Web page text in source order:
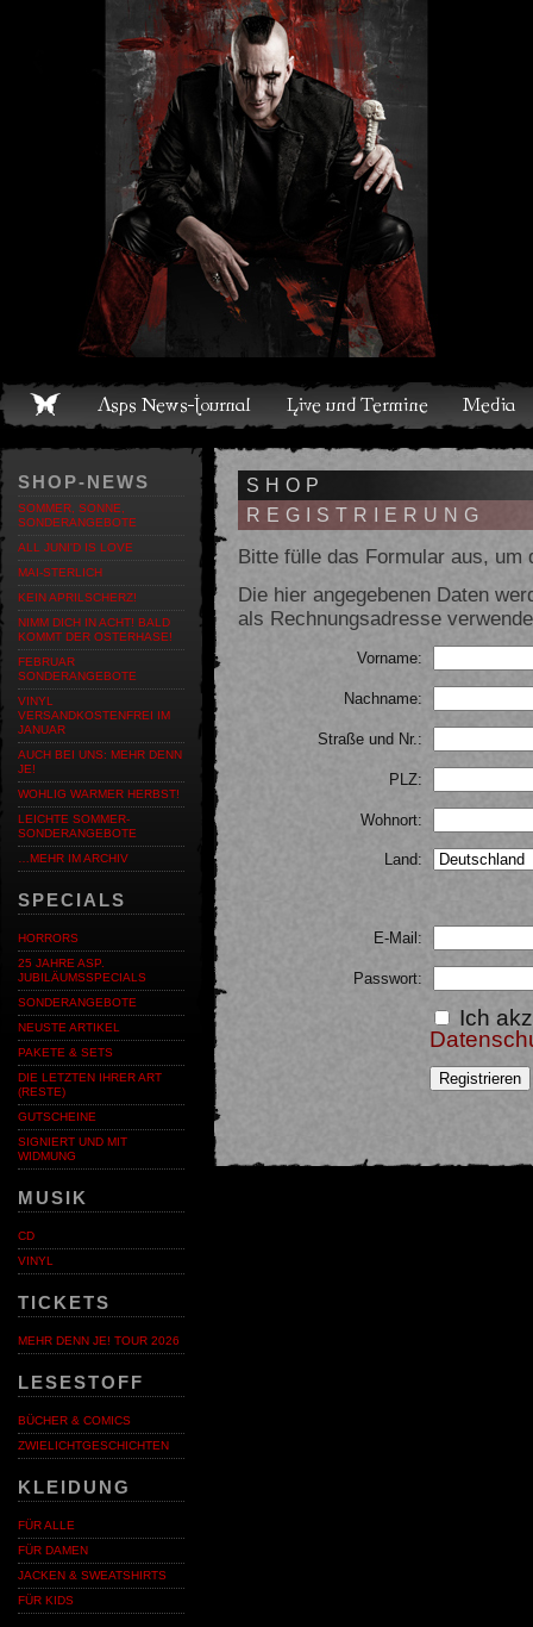
Live und Termine Media Shop Band Discografie
SHOP-NEWS
SOMMER, SONNE,
SONDERANGEBOTE
ALL JUNI'D IS LOVE
MAI-STERLICH
KEIN APRILSCHERZ!
NIMM DICH IN ACHT! BALD
KOMMT DER OSTERHASE!
FEBRUAR
SONDERANGEBOTE
VINYL
VERSANDKOSTENFREI IM
JANUAR
AUCH BEI UNS: MEHR DENN
JE!
WOHLIG WARMER HERBST!
LEICHTE SOMMER-
SONDERANGEBOTE
…MEHR IM ARCHIV
SPECIALS
HORRORS
25 JAHRE ASP.
JUBILÄUMSSPECIALS
SONDERANGEBOTE
NEUSTE ARTIKEL
PAKETE & SETS
DIE LETZTEN IHRER ART
(RESTE)
GUTSCHEINE
SIGNIERT UND MIT
WIDMUNG
MUSIK
CD
VINYL
TICKETS
MEHR DENN JE! TOUR 2026
LESESTOFF
BÜCHER & COMICS
ZWIELICHTGESCHICHTEN
KLEIDUNG
FÜR ALLE
FÜR DAMEN
JACKEN & SWEATSHIRTS
FÜR KIDS
SHOP
REGISTRIERUNG
Bitte fülle das Formular aus, um
Die hier angegebenen Daten
als Rechnungsadresse
Vorname:
Nachname:
Straße und Nr.:
PLZ:
Wohnort:
Land:
E-Mail:
Passwort:
Ich
Registrieren